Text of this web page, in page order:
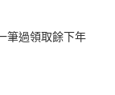
筆過領取餘下年